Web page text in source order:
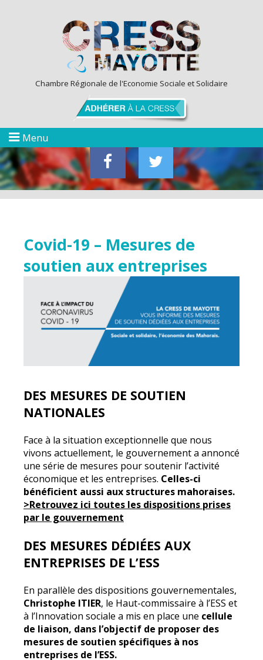
Chambre Régionale de l'Economie Sociale et Solidaire
Menu
Covid-19 – Mesures de
soutien aux entreprises
DES MESURES DE SOUTIEN
NATIONALES
Face à la situation exceptionnelle que nous
vivons actuellement, le gouvernement a annoncé
une série de mesures pour soutenir l’activité
économique et les entreprises. Celles-ci
bénéficient aussi aux structures mahoraises.
>Retrouvez ici toutes les dispositions prises
par le gouvernement
DES MESURES DÉDIÉES AUX
ENTREPRISES DE L’ESS
En parallèle des dispositions gouvernementales,
Christophe ITIER, le Haut-commissaire à l’ESS et
à l’Innovation sociale a mis en place une cellule
de liaison, dans l’objectif de proposer des
mesures de soutien spécifiques à nos
entreprises de l’ESS.